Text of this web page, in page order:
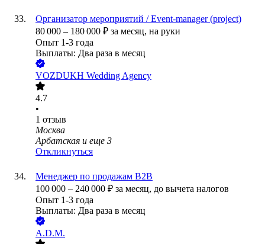
Организатор мероприятий / Event-manager (project)
80 000 – 180 000 ₽ за месяц, на руки
Опыт 1-3 года
Выплаты: Два раза в месяц
VOZDUKH Wedding Agency
4.7
•
1 отзыв
Москва
Арбатская и еще 3
Откликнуться
Менеджер по продажам B2B
100 000 – 240 000 ₽ за месяц, до вычета налогов
Опыт 1-3 года
Выплаты: Два раза в месяц
A.D.M.